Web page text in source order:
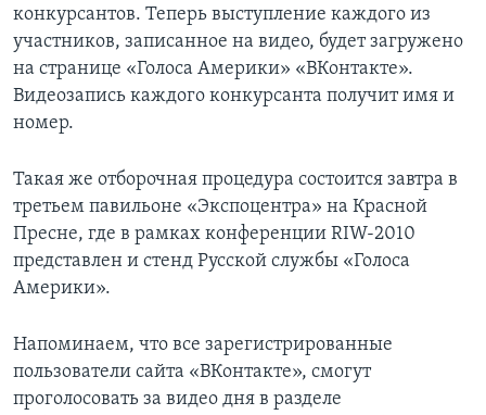
конкурсантов. Теперь выступление каждого из
участников, записанное на видео, будет загружено
на странице «Голоса Америки» «ВКонтакте».
Видеозапись каждого конкурсанта получит имя и
номер.
Такая же отборочная процедура состоится завтра в
третьем павильоне «Экспоцентра» на Красной
Пресне, где в рамках конференции RIW-2010
представлен и стенд Русской службы «Голоса
Америки».
Напоминаем, что все зарегистрированные
пользователи сайта «ВКонтакте», смогут
проголосовать за видео дня в разделе